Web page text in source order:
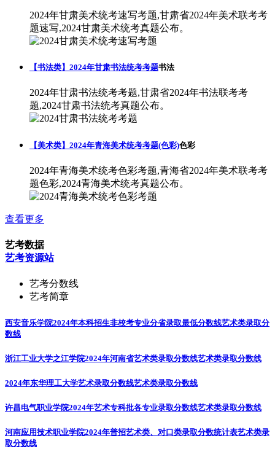
2024年甘肃美术统考速写考题,甘肃省2024年美术联考考
题速写,2024甘肃美术统考真题公布。
【书法类】2024年甘肃书法统考考题书法
2024年甘肃书法统考考题,甘肃省2024年书法联考考
题,2024甘肃书法统考真题公布。
【美术类】2024年青海美术统考考题(色彩)色彩
2024年青海美术统考色彩考题,青海省2024年美术联考考
题色彩,2024青海美术统考真题公布。
查看更多
艺考数据
艺考资源站
艺考分数线
艺考简章
西安音乐学院2024年本科招生非校考专业分省录取最低分数线艺术类录取分
数线
浙江工业大学之江学院2024年河南省艺术类录取分数线艺术类录取分数线
2024年东华理工大学艺术录取分数线艺术类录取分数线
许昌电气职业学院2024年艺术专科批各专业录取分数线艺术类录取分数线
河南应用技术职业学院2024年普招艺术类、对口类录取分数统计表艺术类录
取分数线